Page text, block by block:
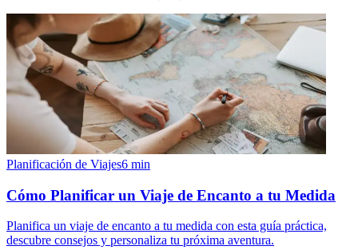
Planificación de Viajes6 min
Cómo Planificar un Viaje de Encanto a tu Medida
Planifica un viaje de encanto a tu medida con esta guía práctica,
descubre consejos y personaliza tu próxima aventura.